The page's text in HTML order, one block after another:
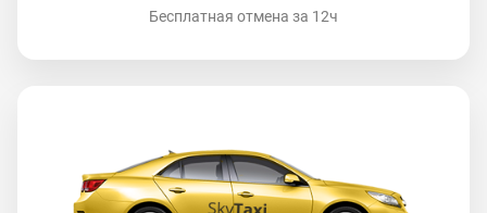
Бесплатная отмена за 12ч